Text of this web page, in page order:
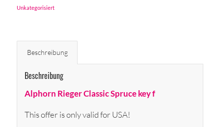
Unkategorisiert
Beschreibung
Beschreibung
Alphorn Rieger Classic Spruce key f
This offer is only valid for USA!